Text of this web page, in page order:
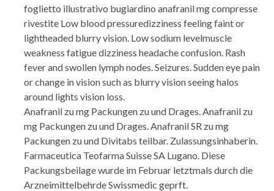
foglietto illustrativo bugiardino anafranil mg compresse
rivestite Low blood pressuredizziness feeling faint or
lightheaded blurry vision. Low sodium levelmuscle
weakness fatigue dizziness headache confusion. Rash
fever and swollen lymph nodes. Seizures. Sudden eye pain
or change in vision such as blurry vision seeing halos
around lights vision loss.
Anafranil zu mg Packungen zu und Drages. Anafranil zu
mg Packungen zu und Drages. Anafranil SR zu mg
Packungen zu und Divitabs teilbar. Zulassungsinhaberin.
Farmaceutica Teofarma Suisse SA Lugano. Diese
Packungsbeilage wurde im Februar letztmals durch die
Arzneimittelbehrde Swissmedic geprft.